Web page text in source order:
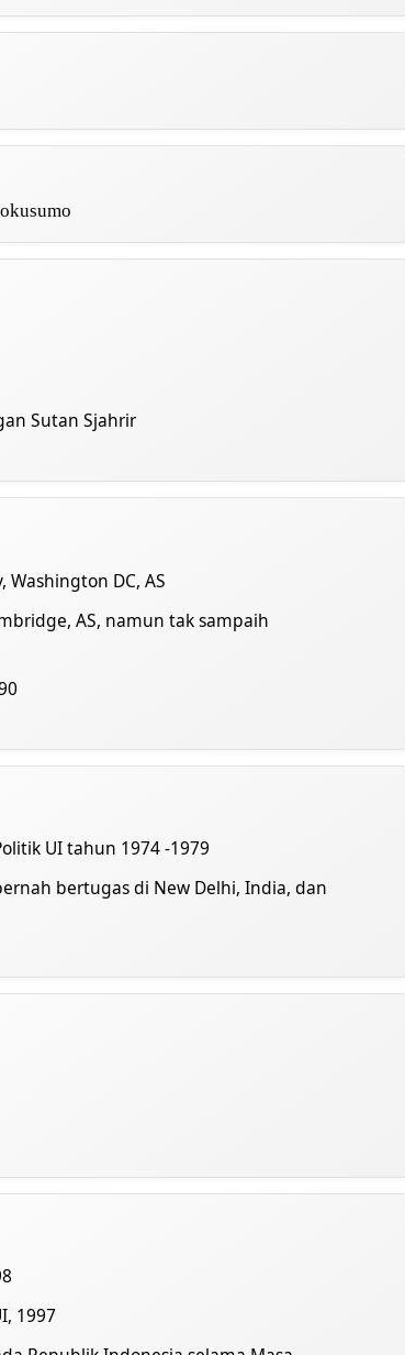
Sutan Sjahrir
Washington DC, AS
AS, namun tak sampaih
UI tahun 1974 -1979
bertugas di New Delhi, India, dan
1997